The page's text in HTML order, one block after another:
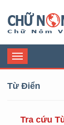
Toggle
navigation
Từ Điển
Tra cứu